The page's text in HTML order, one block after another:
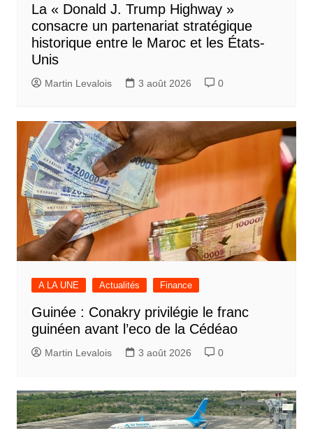
La « Donald J. Trump Highway »
consacre un partenariat stratégique
historique entre le Maroc et les États-
Unis
Martin Levalois 3 août 2026 0
A LA UNE Actualités Finance
Guinée : Conakry privilégie le franc
guinéen avant l’eco de la Cédéao
Martin Levalois 3 août 2026 0